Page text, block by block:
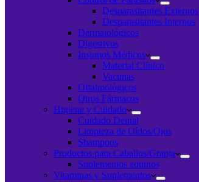
Desparasitantes Externos
Desparasitantes Internos
Dermatológicos
Digestivos
Insumos Médicos
Material Clínico
Vacunas
Oftalmológicos
Otros Fármacos
Higiene y Cuidado
Cuidado Dental
Limpieza de Oídos/Ojos
Shampoos
Productos para Caballos/Granja
Suplementos equinos
Vitaminas y Suplementos